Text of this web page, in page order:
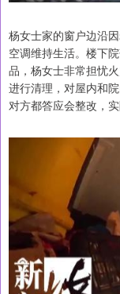
杨女士家的窗户边沿
空调维持生活。楼下
品，杨女士非常担忧
进行清理，对屋内和
对方都答应会整改，